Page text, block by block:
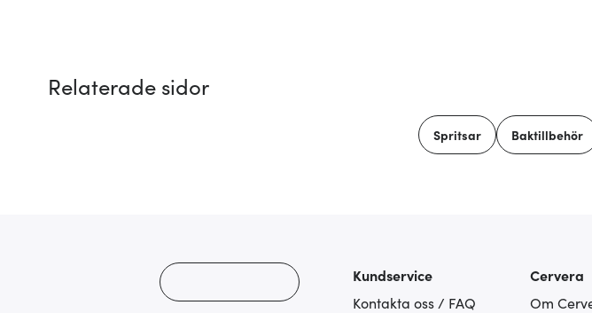
Relaterade sidor
Spritsar Baktillbehör
Kundservice
Kontakta oss / FAQ
Cervera
Om